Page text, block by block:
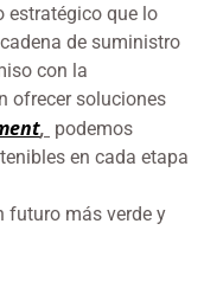
estratégico que lo
de suministro
con la
ofrecer soluciones
, podemos
en cada etapa
futuro más verde y